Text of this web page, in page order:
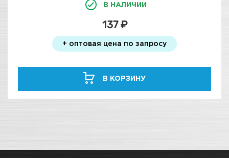
В НАЛИЧИИ
137 ₽
+ оптовая цена по запросу
В КОРЗИНУ